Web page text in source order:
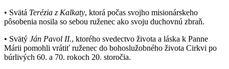
• Svätá Terézia z Kalkaty, ktorá počas svojho misionárskeho
pôsobenia nosila so sebou ruženec ako svoju duchovnú zbraň.
• Svätý Ján Pavol II., ktorého svedectvo života a láska k Panne
Márii pomohli vrátiť ruženec do bohoslužobného života Cirkvi po
búrlivých 60. a 70. rokoch 20. storočia.